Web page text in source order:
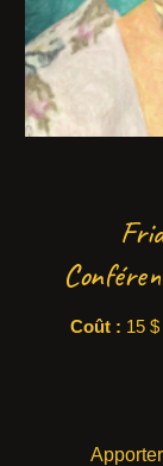
Coût : 15$
A